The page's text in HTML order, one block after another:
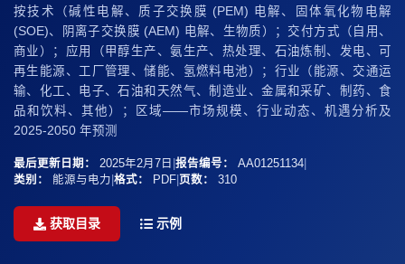
按技术（碱性电解、质子交换膜 (PEM) 电解、固体氧化物电解
(SOE)、阴离子交换膜 (AEM) 电解、生物质）；交付方式（自用、
商业）；应用（甲醇生产、氨生产、热处理、石油炼制、发电、可
再生能源、工厂管理、储能、氢燃料电池）；行业（能源、交通运
输、化工、电子、石油和天然气、制造业、金属和采矿、制药、食
品和饮料、其他）；区域——市场规模、行业动态、机遇分析及
2025-2050 年预测
最后更新日期： 2025年2月7日 报告编号： AA01251134
类别：
能源与电力 格式： PDF 页数： 310
获取目录 示例